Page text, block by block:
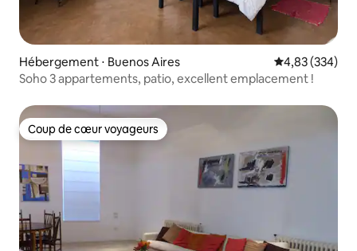
Hébergement ⋅ Buenos Aires Évaluation
4,83 (334)
Soho 3 appartements, patio, excellent emplacement !
Coup de cœur voyageurs
Coup de cœur voyageurs